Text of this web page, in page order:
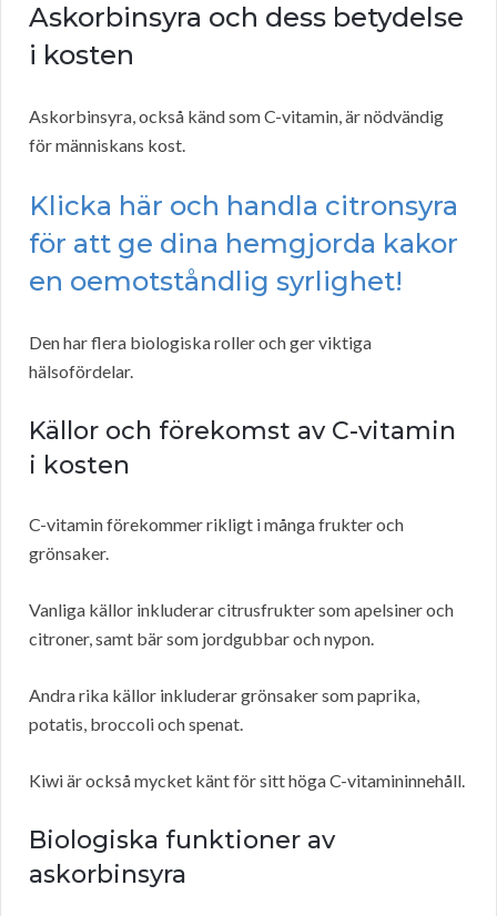
Askorbinsyra och dess betydelse
i kosten
Askorbinsyra, också känd som C-vitamin, är nödvändig
för människans kost.
Klicka här och handla citronsyra
för att ge dina hemgjorda kakor
en oemotståndlig syrlighet!
Den har flera biologiska roller och ger viktiga
hälsofördelar.
Källor och förekomst av C-vitamin
i kosten
C-vitamin förekommer rikligt i många frukter och
grönsaker.
Vanliga källor inkluderar citrusfrukter som apelsiner och
citroner, samt bär som jordgubbar och nypon.
Andra rika källor inkluderar grönsaker som paprika,
potatis, broccoli och spenat.
Kiwi är också mycket känt för sitt höga C-vitamininnehåll.
Biologiska funktioner av
askorbinsyra